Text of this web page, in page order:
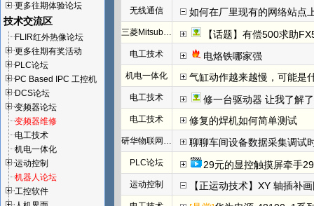
更多往期体验论坛
技术交流区
FLIR红外热像论坛
更多往期有奖活动
PLC论坛
PC Based IPC 工控机
DCS论坛
变频器论坛
变频器维修
电工技术
机电一体化
运动控制
机器人论坛
工控软件
无线通信 如何在厂里现有的网络站点
三菱Mitsubishi 【话题】有偿500求助
电工技术 电烙铁哪家强
机电一体化 气缸动作越来越慢，可能是
电工技术 修一台驱动器 让我了解
电工技术 修复的焊机如何简单测试
研华物联网论坛 聊聊车间设备数据采集调试
PLC论坛 29元的显控触摸屏牵手
运动控制 【正运动技术】XY 轴插补